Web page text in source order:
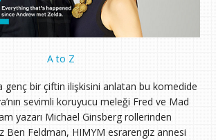
A to Z
genç bir çiftin ilişkisini anlatan bu komedide
sevimli koruyucu meleği Fred ve Mad
yazarı Michael Ginsberg rollerinden
Ben Feldman, HIMYM esrarengiz annesi